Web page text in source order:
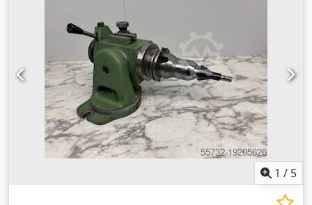
1 / 5